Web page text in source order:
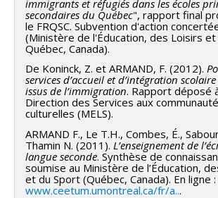
immigrants et réfugiés dans les écoles
secondaires du Québec", rapport final
le FRQSC. Subvention d'action
(Ministère de l'Éducation, des Loisirs
Québec, Canada).
De Koninck, Z. et ARMAND, F. (2012).
services d’accueil et d’intégration scolaire
issus de l’immigration. Rapport déposé
Direction des Services aux
culturelles (MELS).
ARMAND F., Le T.H., Combes, É.,
Thamin N. (2011). L’enseignement de
langue seconde. Synthèse de
soumise au Ministère de l’Éducation,
et du Sport (Québec, Canada). En ligne :
www.ceetum.umontreal.ca/fr/a...